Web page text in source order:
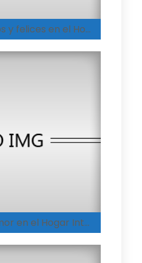
Creciendo sanos y felices en el Hogar Integral de Coyaima
La fuerza del amor en el Hogar Integral de Melgar